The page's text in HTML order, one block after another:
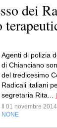
dei
Agenti di polizia
di Chianciano
del tredicesimo
Radicali italiani
segretaria Rita...
Il 01 novembre
NONE